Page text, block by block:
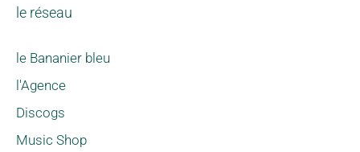
le réseau
le Bananier bleu
l'Agence
Discogs
Music Shop